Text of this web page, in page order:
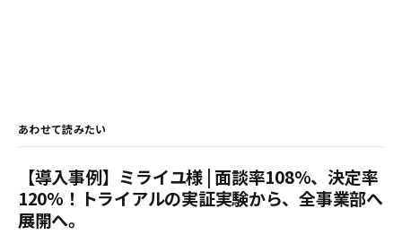
あわせて読みたい
【導入事例】ミライユ様 | 面談率108%、決定率
120%！トライアルの実証実験から、全事業部へ
展開へ。